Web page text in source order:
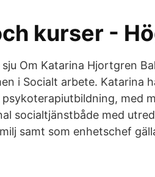
kurser -
Om Katarina Hjortgren
i Socialt arbete. Katarina
med
socialtjänstbåde med
samt som enhetschef